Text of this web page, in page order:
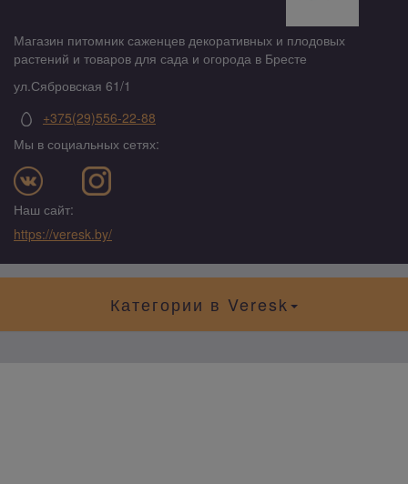
Магазин питомник саженцев декоративных и плодовых
растений и товаров для сада и огорода в Бресте
ул.Сябровская 61/1
+375(29)556-22-88
Мы в социальных сетях:
Наш сайт:
https://veresk.by/
Категории в Veresk